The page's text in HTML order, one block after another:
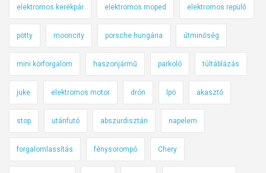
elektromos kerékpár elektromos moped elektromos repülő
pötty mooncity porsche hungária útminőség
mini körforgalom haszonjármű parkoló túltáblázás
juke elektromos motor drón lpö akasztó
stop utánfutó abszurdisztán napelem
forgalomlassítás fénysorompó Chery